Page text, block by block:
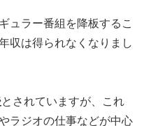
ュラー番組を降板するこ
収は得られなくなりまし
とされていますが、これ
ラジオの仕事などが中心